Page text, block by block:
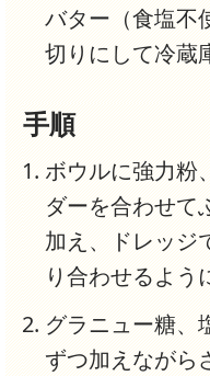
バター（食塩不
切りにして冷蔵
手順
ボウルに強力粉
ダーを合わせて
加え、ドレッジ
り合わせるよう
グラニュー糖、
ずつ加えながら